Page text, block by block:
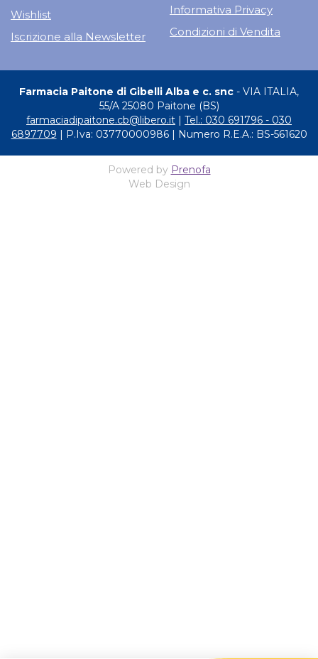
Wishlist
Iscrizione alla Newsletter
Informativa Privacy
Condizioni di Vendita
Farmacia Paitone di Gibelli Alba e c. snc - VIA ITALIA,
55/A 25080 Paitone (BS)
farmaciadipaitone.cb@libero.it | Tel.: 030 691796 - 030
6897709 | P.Iva: 03770000986 | Numero R.E.A.: BS-561620
Powered by Prenofa
Web Design